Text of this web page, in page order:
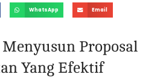
WhatsApp Email
Proposal
Yang Efektif